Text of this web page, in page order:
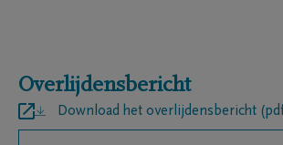
Overlijdensbericht
Download het overlijdensbericht